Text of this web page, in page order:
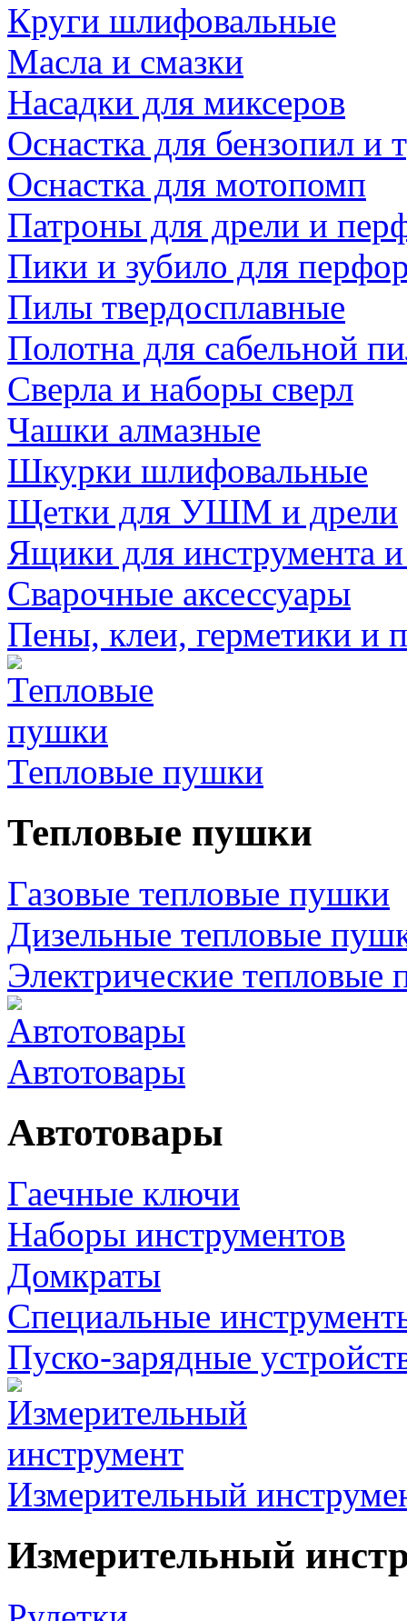
Круги шлифовальные
Масла и смазки
Насадки для миксеров
Оснастка для бензопил и
Оснастка для мотопомп
Патроны для дрели и
Пики и зубило для
Пилы твердосплавные
Полотна для сабельной
Сверла и наборы сверл
Чашки алмазные
Шкурки шлифовальные
Щетки для УШМ и дрели
Ящики для инструмента
Сварочные аксессуары
Пены, клеи, герметики и
Тепловые пушки
Тепловые пушки
Газовые тепловые пушки
Дизельные тепловые
Электрические тепловые
Автотовары
Автотовары
Гаечные ключи
Наборы инструментов
Домкраты
Специальные
Пуско-зарядные
Измерительный
Измерительный